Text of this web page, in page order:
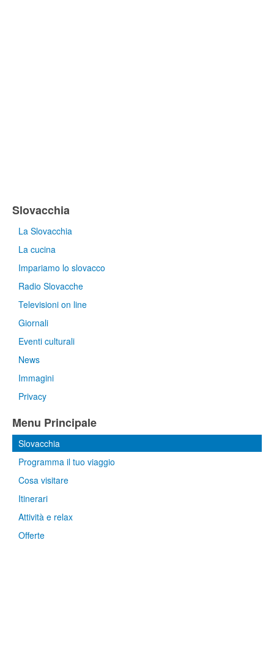
Slovacchia
La Slovacchia
La cucina
Impariamo lo slovacco
Radio Slovacche
Televisioni on line
Giornali
Eventi culturali
News
Immagini
Privacy
Menu Principale
Slovacchia
Programma il tuo viaggio
Cosa visitare
Itinerari
Attività e relax
Offerte